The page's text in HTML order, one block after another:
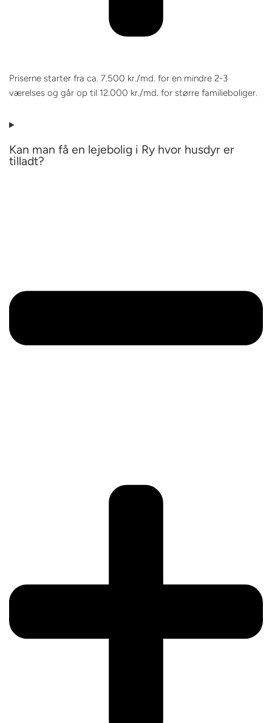
Priserne starter fra ca. 7.500 kr./md. for en mindre 2-3
værelses og går op til 12.000 kr./md. for større familieboliger.
Kan man få en lejebolig i Ry hvor husdyr er
tilladt?